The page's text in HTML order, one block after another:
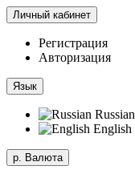
Личный кабинет
Регистрация
Авторизация
Язык
Russian
English
р. Валюта